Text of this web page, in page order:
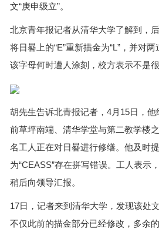
文“庚申级立”。
北京青年报记者从清华大学了解到，
将日晷上的“E”重新描金为“L”，并对
该字母何时遭人涂刻，校方表示不是很
胡先生告诉北青报记者，4月15日，
前草坪南端、清华学堂与第二教学楼
名工人正在对日晷进行修缮。他及时
为“CEASS”存在拼写错误。工人表示
稍后向领导汇报。
17日，记者来到清华大学，发现该处
不仅此前的描金部分已经修改，多余